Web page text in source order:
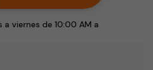
a viernes de 10:00 AM a